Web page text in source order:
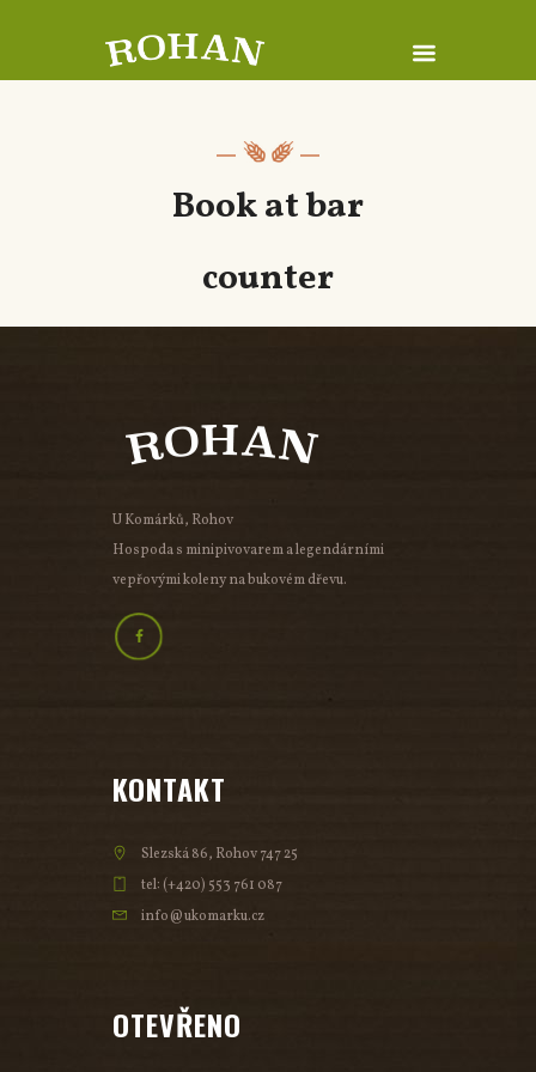
Book at bar
counter
U Komárků, Rohov
Hospoda s minipivovarem a legendárními
vepřovými koleny na bukovém dřevu.
KONTAKT
Slezská 86, Rohov 747 25
tel: (+420) 553 761 087
info@ukomarku.cz
OTEVŘENO